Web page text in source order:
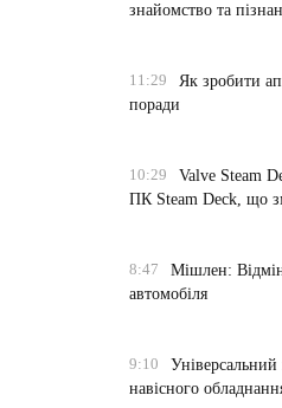
знайомство та
11:29
Як зробити
поради
10:29
Valve Steam
ПК Steam Deck, що
8:47
Мішлен:
автомобіля
9:10
навісного